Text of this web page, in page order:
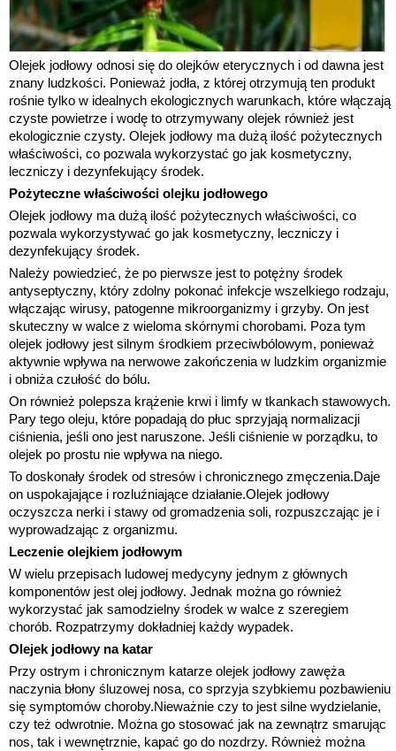
Olejek jodłowy odnosi się do olejków eterycznych i od dawna jest
znany ludzkości. Ponieważ jodła, z której otrzymują ten produkt
rośnie tylko w idealnych ekologicznych warunkach, które włączają
czyste powietrze i wodę to otrzymywany olejek również jest
ekologicznie czysty. Olejek jodłowy ma dużą ilość pożytecznych
właściwości, co pozwala wykorzystać go jak kosmetyczny,
leczniczy i dezynfekujący środek.
Pożyteczne właściwości olejku jodłowego
Olejek jodłowy ma dużą ilość pożytecznych właściwości, co
pozwala wykorzystywać go jak kosmetyczny, leczniczy i
dezynfekujący środek.
Należy powiedzieć, że po pierwsze jest to potężny środek
antyseptyczny, który zdolny pokonać infekcje wszelkiego rodzaju,
włączając wirusy, patogenne mikroorganizmy i grzyby. On jest
skuteczny w walce z wieloma skórnymi chorobami. Poza tym
olejek jodłowy jest silnym środkiem przeciwbólowym, ponieważ
aktywnie wpływa na nerwowe zakończenia w ludzkim organizmie
i obniża czułość do bólu.
On również polepsza krążenie krwi i limfy w tkankach stawowych.
Pary tego oleju, które popadają do płuc sprzyjają normalizacji
ciśnienia, jeśli ono jest naruszone. Jeśli ciśnienie w porządku, to
olejek po prostu nie wpływa na niego.
To doskonały środek od stresów i chronicznego zmęczenia.Daje
on uspokajające i rozluźniające działanie.Olejek jodłowy
oczyszcza nerki i stawy od gromadzenia soli, rozpuszczając je i
wyprowadzając z organizmu.
Leczenie olejkiem jodłowym
W wielu przepisach ludowej medycyny jednym z głównych
komponentów jest olej jodłowy. Jednak można go również
wykorzystać jak samodzielny środek w walce z szeregiem
chorób. Rozpatrzymy dokładniej każdy wypadek.
Olejek jodłowy na katar
Przy ostrym i chronicznym katarze olejek jodłowy zawęża
naczynia błony śluzowej nosa, co sprzyja szybkiemu pozbawieniu
się symptomów choroby.Nieważnie czy to jest silne wydzielanie,
czy też odwrotnie. Można go stosować jak na zewnątrz smarując
nos, tak i wewnętrznie, kapać go do nozdrzy. Również można